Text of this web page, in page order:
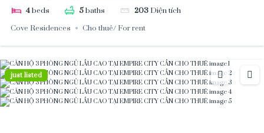
4beds 5baths 203 Diện tích
Cove Residences
Cho thuê/ For rent
just listed